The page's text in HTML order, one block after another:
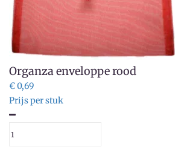
Organza enveloppe rood
€ 0,69
Prijs per stuk